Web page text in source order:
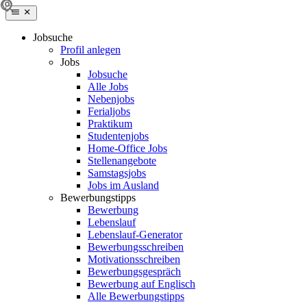
Jobsuche
Profil anlegen
Jobs
Jobsuche
Alle Jobs
Nebenjobs
Ferialjobs
Praktikum
Studentenjobs
Home-Office Jobs
Stellenangebote
Samstagsjobs
Jobs im Ausland
Bewerbungstipps
Bewerbung
Lebenslauf
Lebenslauf-Generator
Bewerbungsschreiben
Motivationsschreiben
Bewerbungsgespräch
Bewerbung auf Englisch
Alle Bewerbungstipps